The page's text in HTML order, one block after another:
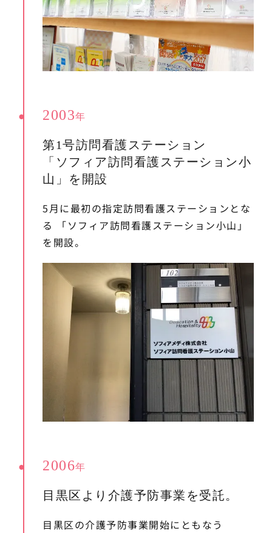
2003年
第1号訪問看護ステーション
「ソフィア訪問看護ステーション小
山」を開設
5月に最初の指定訪問看護ステーションとな
る
「ソフィア訪問看護ステーション小山」
を開設。
2006年
目黒区より介護予防事業を受託。
目黒区の介護予防事業開始にともなう